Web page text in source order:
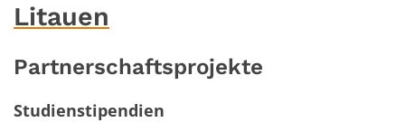
Litauen
Partnerschaftsprojekte
Studienstipendien